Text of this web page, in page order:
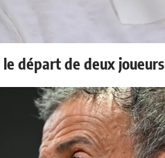
départ de deux joueurs